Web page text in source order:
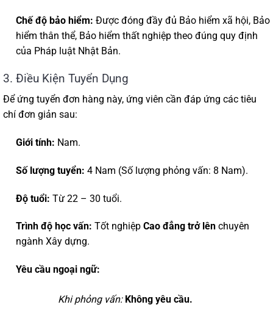
Chế độ bảo hiểm: Được đóng đầy đủ Bảo hiểm xã hội, Bảo
hiểm thân thể, Bảo hiểm thất nghiệp theo đúng quy định
của Pháp luật Nhật Bản.
3. Điều Kiện Tuyển Dụng
Để ứng tuyển đơn hàng này, ứng viên cần đáp ứng các tiêu
chí đơn giản sau:
Giới tính: Nam.
Số lượng tuyển: 4 Nam (Số lượng phỏng vấn: 8 Nam).
Độ tuổi: Từ 22 – 30 tuổi.
Trình độ học vấn: Tốt nghiệp Cao đẳng trở lênchuyên
ngành Xây dựng.
Yêu cầu ngoại ngữ:
Khi phỏng vấn: Không yêu cầu.